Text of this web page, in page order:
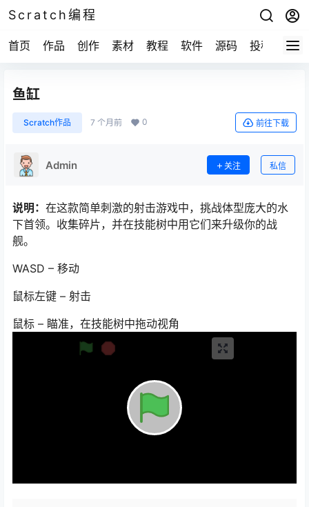
Scratch编程
首页 作品 创作 素材 教程 软件 源码 投稿 关于
鱼缸
Scratch作品 7 个月前 0 前往下载
Admin 关注 私信
说明： 在这款简单刺激的射击游戏中，挑战体型庞大的水
下首领。收集碎片，并在技能树中用它们来升级你的战
舰。
WASD – 移动
鼠标左键 – 射击
鼠标 – 瞄准，在技能树中拖动视角